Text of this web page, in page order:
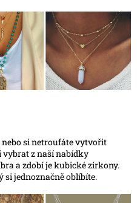
si netroufáte vytvořit
vybrat z naší nabídky
a zdobí je kubické zirkony.
jednoznačně oblíbíte.